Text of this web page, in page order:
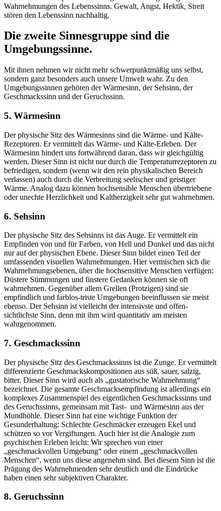
Wahrnehmungen des Lebenssinns. Gewalt, Angst, Hektik, Streit
stören den Lebenssinn nachhaltig.
Die zweite Sinnesgruppe sind die
Umgebungssinne.
Mit ihnen nehmen wir nicht mehr schwerpunktmäßig uns selbst,
sondern ganz besonders auch unsere Umwelt wahr. Zu den
Umgebungssinnen gehören der Wärmesinn, der Sehsinn, der
Geschmackssinn und der Geruchssinn.
5. Wärmesinn
Der physische Sitz des Wärmesinns sind die Wärme- und Kälte-
Rezeptoren. Er vermittelt das Wärme- und Kälte-Erleben. Der
Wärmesinn hindert uns fortwährend daran, dass wir gleichgültig
werden. Dieser Sinn ist nicht nur durch die Temperaturrezeptoren zu
befriedigen, sondern (wenn wir den rein physikalischen Bereich
verlassen) auch durch die Verbreitung seelischer und geistiger
Wärme. Analog dazu können hochsensible Menschen übertriebene
oder unechte Herzlichkeit und Kaltherzigkeit sehr gut wahrnehmen.
6. Sehsinn
Der physische Sitz des Sehsinns ist das Auge. Er vermittelt ein
Empfinden von und für Farben, von Hell und Dunkel und das nicht
nur auf der physischen Ebene. Dieser Sinn bildet einen Teil der
umfassenden visuellen Wahrnehmungen. Hier vermischen sich die
Wahrnehmungsebenen, über die hochsensitive Menschen verfügen:
Düstere Stimmungen und finstere Gedanken können sie oft
wahrnehmen. Gegenüber allem Grellen (Protzigen) sind sie
empfindlich und farblos-triste Umgebungen beeinflussen sie meist
ebenso. Der Sehsinn ist vielleicht der intensivste und offen-
sichtlichste Sinn, denn mit ihm wird quantitativ am meisten
wahrgenommen.
7. Geschmackssinn
Der physische Sitz des Geschmackssinns ist die Zunge. Er vermittelt
differenzierte Geschmackskompositionen aus süß, sauer, salzig,
bitter. Dieser Sinn wird auch als „gustatorische Wahrnehmung“
bezeichnet. Die gesamte Geschmacksempfindung ist allerdings ein
komplexes Zusammenspiel des eigentlichen Geschmackssinns und
des Geruchssinns, gemeinsam mit Tast- und Wärmesinn aus der
Mundhöhle. Dieser Sinn hat eine wichtige Funktion der
Gesunderhaltung: Schlechte Geschmäcker erzeugen Ekel und
schützen so vor Vergiftungen. Auch hier ist die Analogie zum
psychischen Erleben leicht: Wir sprechen von einer
„geschmackvollen Umgebung“ oder einem „geschmackvollen
Menschen“, wenn uns diese angenehm sind. Bei diesem Sinn ist die
Prägung des Wahrnehmenden sehr deutlich und die Eindrücke
haben einen sehr subjektiven Charakter.
8. Geruchssinn